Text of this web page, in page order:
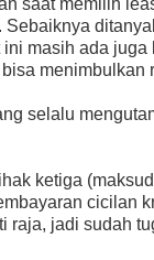
saat memilih
masih ada
menimbulkan
selalu
ketiga
cicilan
raja, jadi sudah